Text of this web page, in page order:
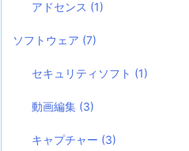
アドセンス (1)
ソフトウェア (7)
セキュリティソフト (1)
動画編集 (3)
キャプチャー (3)